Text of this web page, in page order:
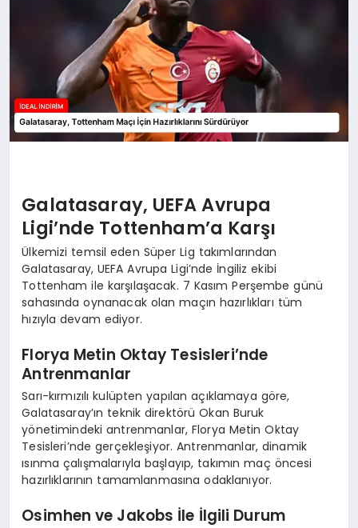
Galatasaray, UEFA Avrupa
Ligi’nde Tottenham’a Karşı
Ülkemizi temsil eden Süper Lig takımlarından
Galatasaray, UEFA Avrupa Ligi’nde İngiliz ekibi
Tottenham ile karşılaşacak. 7 Kasım Perşembe günü
sahasında oynanacak olan maçın hazırlıkları tüm
hızıyla devam ediyor.
Florya Metin Oktay Tesisleri’nde
Antrenmanlar
Sarı-kırmızılı kulüpten yapılan açıklamaya göre,
Galatasaray’ın teknik direktörü Okan Buruk
yönetimindeki antrenmanlar, Florya Metin Oktay
Tesisleri’nde gerçekleşiyor. Antrenmanlar, dinamik
ısınma çalışmalarıyla başlayıp, takımın maç öncesi
hazırlıklarının tamamlanmasına odaklanıyor.
Osimhen ve Jakobs İle İlgili Durum